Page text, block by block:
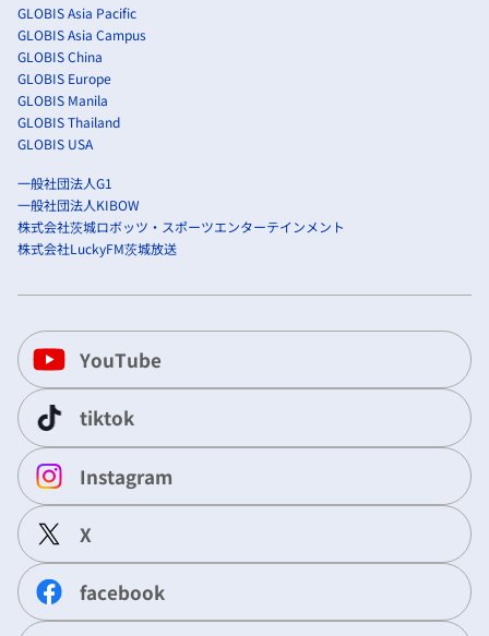
GLOBIS Asia Pacific
GLOBIS Asia Campus
GLOBIS China
GLOBIS Europe
GLOBIS Manila
GLOBIS Thailand
GLOBIS USA
一般社団法人G1
一般社団法人KIBOW
株式会社茨城ロボッツ・スポーツエンターテインメント
株式会社LuckyFM茨城放送
YouTube
tiktok
Instagram
X
facebook